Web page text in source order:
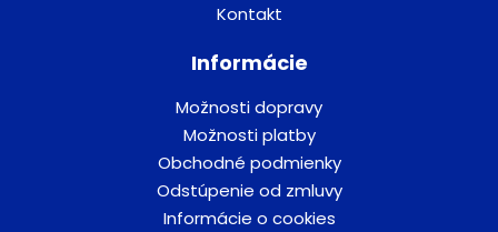
Kontakt
Informácie
Možnosti dopravy
Možnosti platby
Obchodné podmienky
Odstúpenie od zmluvy
Informácie o cookies